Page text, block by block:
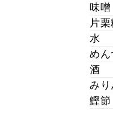
味噌
片栗
水
めん
酒
みり
鰹節